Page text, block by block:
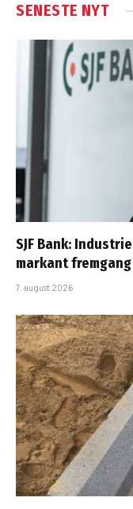
SENESTE NYT
SJF Bank:
markant fremgang
7. august 2026